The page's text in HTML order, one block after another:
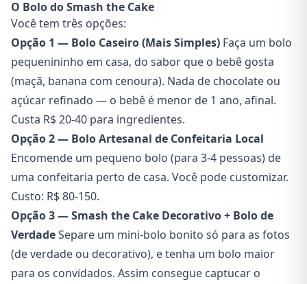
O Bolo do Smash the Cake
Você tem três opções:
Opção 1 — Bolo Caseiro (Mais Simples) Faça um bolo
pequenininho em casa, do sabor que o bebê gosta
(maçã, banana com cenoura). Nada de chocolate ou
açúcar refinado — o bebê é menor de 1 ano, afinal.
Custa R$ 20-40 para ingredientes.
Opção 2 — Bolo Artesanal de Confeitaria Local
Encomende um pequeno bolo (para 3-4 pessoas) de
uma confeitaria perto de casa. Você pode customizar.
Custo: R$ 80-150.
Opção 3 — Smash the Cake Decorativo + Bolo de
VerdadeSepare um mini-bolo bonito só para as fotos
(de verdade ou decorativo), e tenha um bolo maior
para os convidados. Assim consegue captucar o